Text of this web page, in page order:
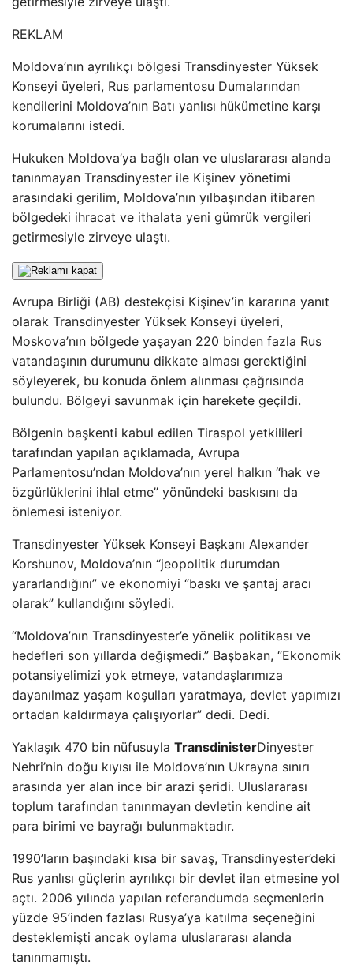
REKLAM
Moldova’nın ayrılıkçı bölgesi Transdinyester Yüksek
Konseyi üyeleri, Rus parlamentosu Dumalarından
kendilerini Moldova’nın Batı yanlısı hükümetine karşı
korumalarını istedi.
Hukuken Moldova’ya bağlı olan ve uluslararası alanda
tanınmayan Transdinyester ile Kişinev yönetimi
arasındaki gerilim, Moldova’nın yılbaşından itibaren
bölgedeki ihracat ve ithalata yeni gümrük vergileri
getirmesiyle zirveye ulaştı.
Avrupa Birliği (AB) destekçisi Kişinev’in kararına yanıt
olarak Transdinyester Yüksek Konseyi üyeleri,
Moskova’nın bölgede yaşayan 220 binden fazla Rus
vatandaşının durumunu dikkate alması gerektiğini
söyleyerek, bu konuda önlem alınması çağrısında
bulundu. Bölgeyi savunmak için harekete geçildi.
Bölgenin başkenti kabul edilen Tiraspol yetkilileri
tarafından yapılan açıklamada, Avrupa
Parlamentosu’ndan Moldova’nın yerel halkın “hak ve
özgürlüklerini ihlal etme” yönündeki baskısını da
önlemesi isteniyor.
Transdinyester Yüksek Konseyi Başkanı Alexander
Korshunov, Moldova’nın “jeopolitik durumdan
yararlandığını” ve ekonomiyi “baskı ve şantaj aracı
olarak” kullandığını söyledi.
“Moldova’nın Transdinyester’e yönelik politikası ve
hedefleri son yıllarda değişmedi.” Başbakan, “Ekonomik
potansiyelimizi yok etmeye, vatandaşlarımıza
dayanılmaz yaşam koşulları yaratmaya, devlet yapımızı
ortadan kaldırmaya çalışıyorlar” dedi. Dedi.
Yaklaşık 470 bin nüfusuyla TransdinisterDinyester
Nehri’nin doğu kıyısı ile Moldova’nın Ukrayna sınırı
arasında yer alan ince bir arazi şeridi. Uluslararası
toplum tarafından tanınmayan devletin kendine ait
para birimi ve bayrağı bulunmaktadır.
1990’ların başındaki kısa bir savaş, Transdinyester’deki
Rus yanlısı güçlerin ayrılıkçı bir devlet ilan etmesine yol
açtı. 2006 yılında yapılan referandumda seçmenlerin
yüzde 95’inden fazlası Rusya’ya katılma seçeneğini
desteklemişti ancak oylama uluslararası alanda
tanınmamıştı.